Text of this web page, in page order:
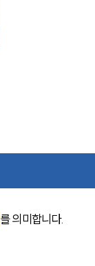
를 의미합니다.